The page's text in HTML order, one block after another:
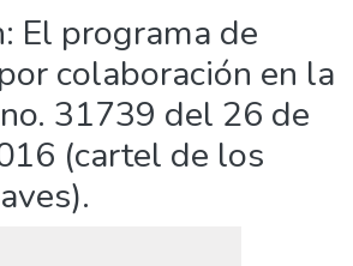
El programa de
colaboración en la
31739 del 26 de
(cartel de los